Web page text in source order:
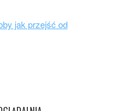
jak przejść od